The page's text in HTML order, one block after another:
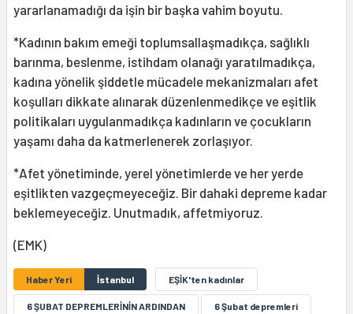
yararlanamadığı da işin bir başka vahim boyutu.
*Kadının bakım emeği toplumsallaşmadıkça, sağlıklı
barınma, beslenme, istihdam olanağı yaratılmadıkça,
kadına yönelik şiddetle mücadele mekanizmaları afet
koşulları dikkate alınarak düzenlenmedikçe ve eşitlik
politikaları uygulanmadıkça kadınların ve çocukların
yaşamı daha da katmerlenerek zorlaşıyor.
*Afet yönetiminde, yerel yönetimlerde ve her yerde
eşitlikten vazgeçmeyeceğiz. Bir dahaki depreme kadar
beklemeyeceğiz. Unutmadık, affetmiyoruz.
(EMK)
Haber Yeri İstanbul EŞİK'ten kadınlar
6 ŞUBAT DEPREMLERİNİN ARDINDAN 6 Şubat depremleri